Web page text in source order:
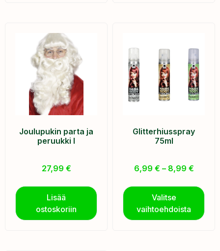
Joulupukin parta ja
peruukki I
27,99 €
Lisää
ostoskoriin
Glitterhiusspray
75ml
6,99 € – 8,99 €
Valitse
vaihtoehdoista